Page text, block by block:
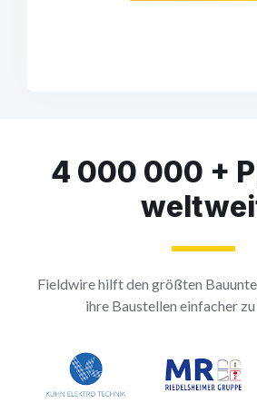
4 000 000 +
Fieldwire hilft den größten
ihre Baustellen einfacher